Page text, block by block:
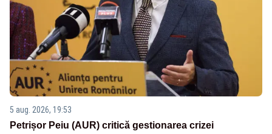
5 aug. 2026, 19:53
Petrișor Peiu (AUR) critică gestionarea crizei